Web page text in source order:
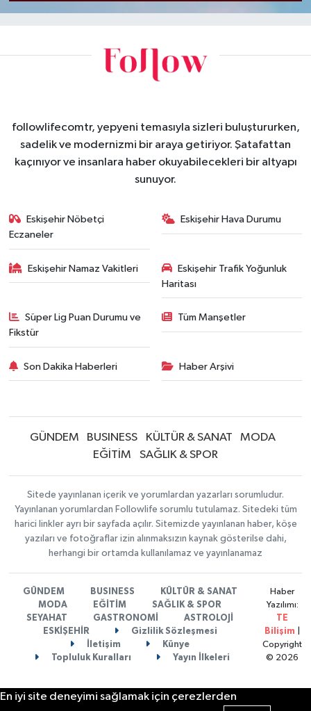
followlifecomtr, yepyeni temasıyla sizleri buluştururken,
sadelik ve modernizmi bir araya getiriyor. Şatafattan
kaçınıyor ve insanlara haber okuyabilecekleri bir altyapı
sunuyor.
Eskişehir Nöbetçi
Eczaneler
Eskişehir Hava Durumu
Eskişehir Namaz Vakitleri
Eskişehir Trafik Yoğunluk
Haritası
Süper Lig Puan Durumu ve
Fikstür
Tüm Manşetler
Son Dakika Haberleri Haber Arşivi
GÜNDEM BUSINESS KÜLTÜR & SANAT
MODA
EĞİTİM
SAĞLIK & SPOR
Sitede yayınlanan içerik ve yorumlardan yazarları sorumludur.
Yayınlanan yorumlardan Followlife sorumlu tutulamaz. Sitedeki tüm
harici linkler ayrı bir sayfada açılır. Sitemizde yayınlanan haber, köşe
yazıları ve fotoğraflar izin alınmaksızın kaynak gösterilse dahi,
herhangi bir ortamda kullanılamaz ve yayınlanamaz
GÜNDEM BUSINESS
KÜLTÜR & SANAT
MODA
EĞİTİM
SAĞLIK & SPOR
SEYAHAT
GASTRONOMİ
ASTROLOJİ
ESKİŞEHİR
Gizlilik Sözleşmesi
İletişim
Künye
Topluluk Kuralları
Yayın İlkeleri
Haber
Yazılımı:
TE
Bilişim
Copyright
© 2026
En iyi site deneyimi sağlamak için çerezlerden